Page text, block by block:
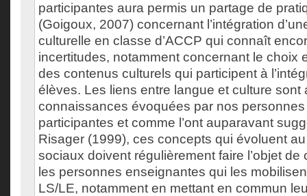
participantes aura permis un partage de
(Goigoux, 2007) concernant l’intégration
culturelle en classe d’ACCP qui connaît
incertitudes, notamment concernant le choix
des contenus culturels qui participent à
élèves. Les liens entre langue et culture sont
connaissances évoquées par nos
participantes et comme l’ont auparavant
Risager (1999), ces concepts qui évoluent
sociaux doivent régulièrement faire l’objet de
les personnes enseignantes qui les
LS/LE, notamment en mettant en commun